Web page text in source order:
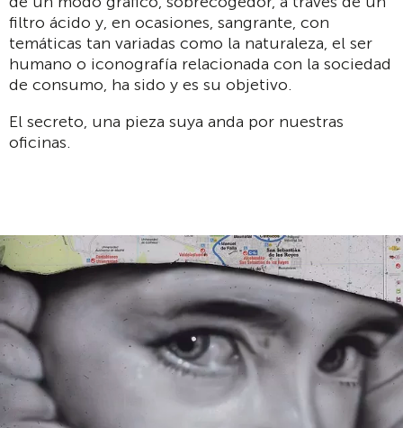
filtro ácido y, en ocasiones, sangrante, con
temáticas tan variadas como la naturaleza, el ser
humano o iconografía relacionada con la sociedad
de consumo, ha sido y es su objetivo.
El secreto, una pieza suya anda por nuestras
oficinas.